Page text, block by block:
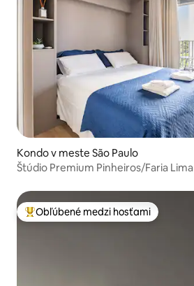
Kondo v meste São Paulo
Štúdio Premium Pinheiros/Faria Lima
Najobľúbenejšie medzi hosťami
Obľúbené medzi hosťami